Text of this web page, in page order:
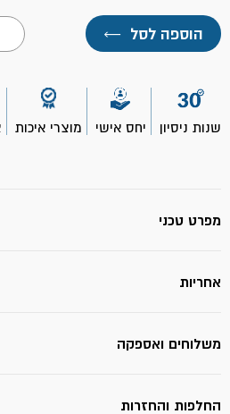
הוספה לסל ←
כמות
של
שנות ניסיון יחס אישי מוצרי איכות
מפרט טכני
אחריות
משלוחים ואספקה
החלפות והחזרות